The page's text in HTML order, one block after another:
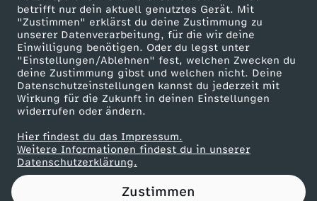
betrifft nur dein aktuell genutztes Gerät. Mit
"Zustimmen" erklärst du deine Zustimmung zu
unserer Datenverarbeitung, für die wir deine
Einwilligung benötigen. Oder du legst unter
"Einstellungen/Ablehnen" fest, welchen Zwecken du
deine Zustimmung gibst und welchen nicht. Deine
Datenschutzeinstellungen kannst du jederzeit mit
Wirkung für die Zukunft in deinen Einstellungen
widerrufen oder ändern.
Hier findest du das Impressum.
Weitere Informationen findest du in unserer
Datenschutzerklärung.
Zustimmen
e
r
W
o
h
n
Werbefernsehen
Mainzelmännchen
Partner